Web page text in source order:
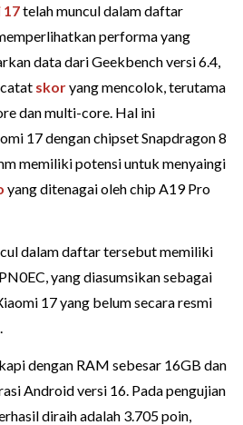
17telah muncul dalam daftar
performa yang
data dari Geekbench versi 6.4,
skoryang mencolok, terutama
dan multi-core. Hal ini
17 dengan chipset Snapdragon 8
memiliki potensi untuk menyaingi
yang ditenagai oleh chip A19 Pro
dalam daftar tersebut memiliki
yang diasumsikan sebagai
17 yang belum secara resmi
dengan RAM sebesar 16GB dan
Android versi 16. Pada pengujian
diraih adalah 3.705 poin,